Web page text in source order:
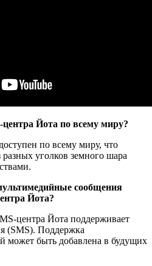
Йота по всему миру?
по всему миру, что
разных уголков земного шара
сообщения
Йота?
центра Йота поддерживает
(SMS). Поддержка
может быть добавлена ​​в будущих